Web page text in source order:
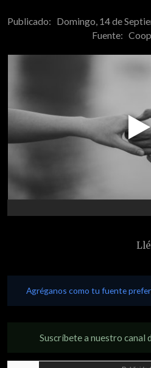
Publicado: Domingo, 14 de
Fuente:
Play
Video
Agréganos como tu fuente
Suscríbete a nuestro canal